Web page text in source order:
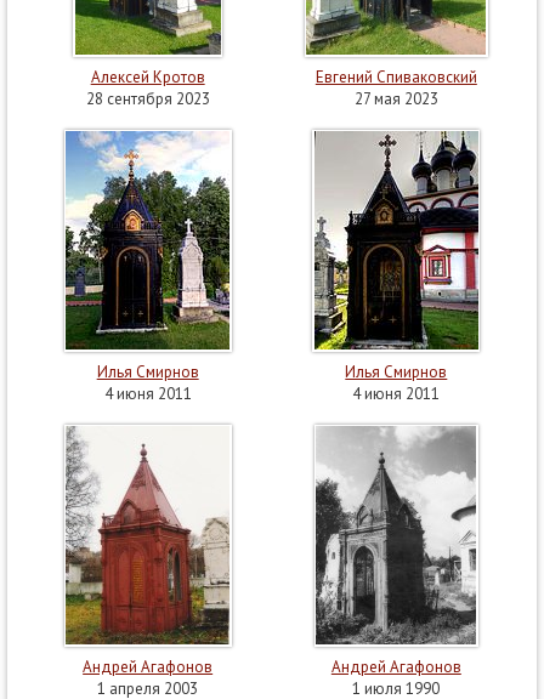
Алексей Кротов
28 сентября 2023
Евгений Спиваковский
27 мая 2023
Илья Смирнов
4 июня 2011
Илья Смирнов
4 июня 2011
Андрей Агафонов
1 апреля 2003
Андрей Агафонов
1 июля 1990